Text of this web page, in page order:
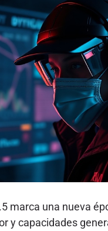
marca una nueva
y capacidades